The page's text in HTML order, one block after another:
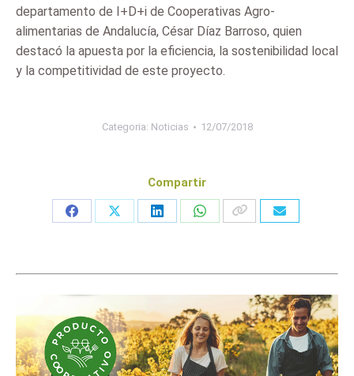
departamento de I+D+i de Cooperativas Agro-
alimentarias de Andalucía, César Díaz Barroso, quien
destacó la apuesta por la eficiencia, la sostenibilidad local
y la competitividad de este proyecto.
Categoria: Noticias 12/07/2018
Compartir
Share
Share
Share
Share